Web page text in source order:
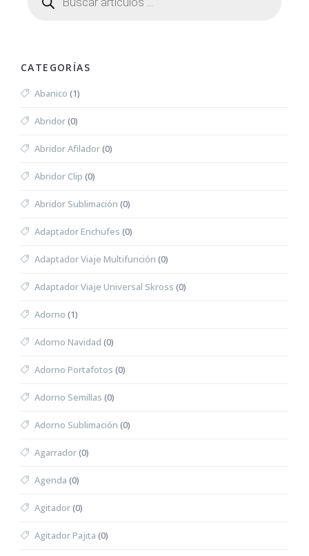
CATEGORÍAS
Abanico (1)
Abridor(0)
Abridor Afilador(0)
Abridor Clip (0)
Abridor Sublimación (0)
Adaptador Enchufes (0)
Adaptador Viaje Multifunción (0)
Adaptador Viaje Universal Skross (0)
Adorno (1)
Adorno Navidad (0)
Adorno Portafotos (0)
Adorno Semillas (0)
Adorno Sublimación (0)
Agarrador(0)
Agenda (0)
Agitador(0)
Agitador Pajita (0)